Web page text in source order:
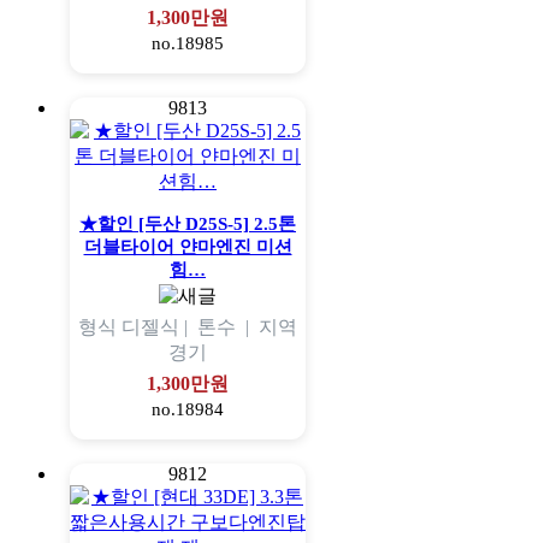
1,300만원
no.18985
9813
★할인 [두산 D25S-5] 2.5톤
더블타이어 얀마엔진 미션
힘…
형식 디젤식 | 톤수 | 지역
경기
1,300만원
no.18984
9812